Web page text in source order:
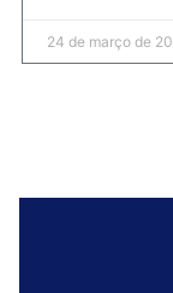
24 de março de